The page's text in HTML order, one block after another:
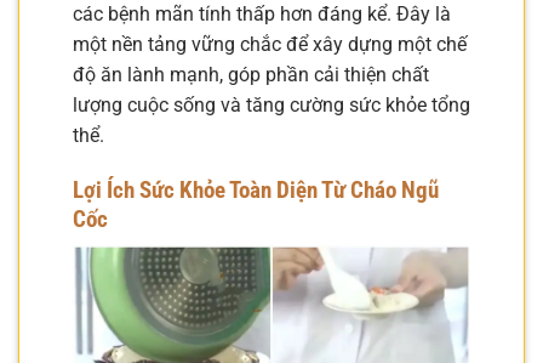
các bệnh mãn tính thấp hơn đáng kể. Đây là
một nền tảng vững chắc để xây dựng một chế
độ ăn lành mạnh, góp phần cải thiện chất
lượng cuộc sống và tăng cường sức khỏe tổng
thể.
Lợi Ích Sức Khỏe Toàn Diện Từ Cháo Ngũ
Cốc